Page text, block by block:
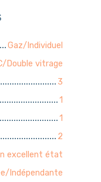
Gaz/Individuel
Double vitrage
3
1
1
2
excellent état
Indépendante